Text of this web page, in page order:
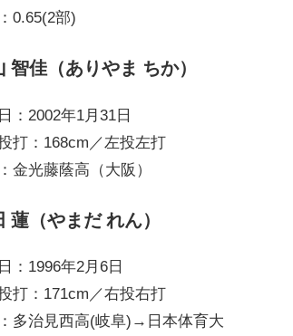
0.65(2部)
智佳（ありやま ちか）
：2002年1月31日
打：168cm／左投左打
金光藤蔭高（大阪）
蓮（やまだ れん）
：1996年2月6日
打：171cm／右投右打
多治見西高(岐阜)→日本体育大